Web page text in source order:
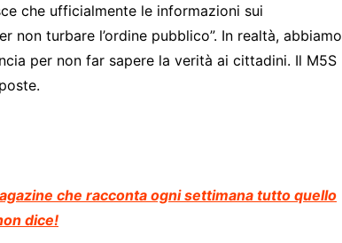
che ufficialmente le informazioni sui
non turbare l’ordine pubblico”. In realtà, abbiamo
per non far sapere la verità ai cittadini. Il M5S
che racconta ogni settimana tutto quello
dice!